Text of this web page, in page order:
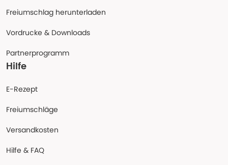
Freiumschlag herunterladen
Vordrucke & Downloads
Partnerprogramm
Hilfe
E-Rezept
Freiumschläge
Versandkosten
Hilfe & FAQ